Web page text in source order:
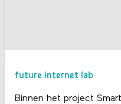
future internet lab
Binnen het project